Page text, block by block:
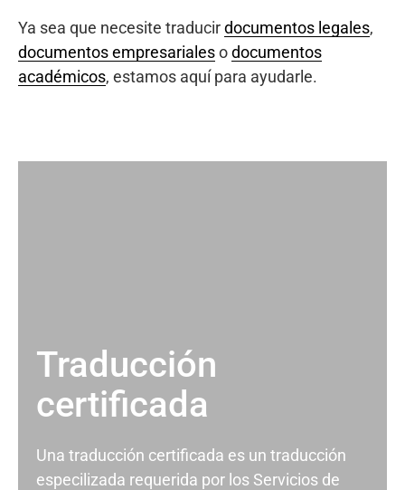
Ya sea que necesite traducirdocumentos legales,
documentos empresarialesodocumentos
académicos, estamos aquí para ayudarle.
Traducción
certificada
Una traducción certificada es un traducción
especilizada requerida por los Servicios de